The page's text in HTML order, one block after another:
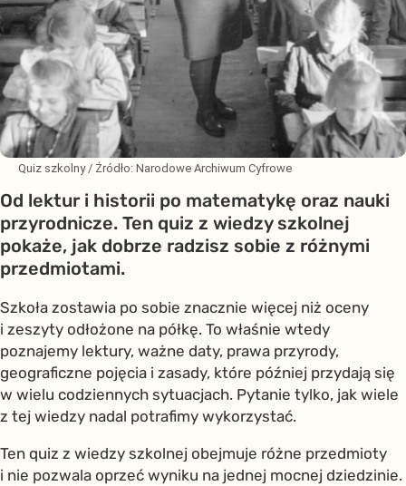
Quiz szkolny/ Źródło: Narodowe Archiwum Cyfrowe
Od lektur i historii po matematykę oraz nauki
przyrodnicze. Ten quiz z wiedzy szkolnej
pokaże, jak dobrze radzisz sobie z różnymi
przedmiotami.
Szkoła zostawia po sobie znacznie więcej niż oceny
i zeszyty odłożone na półkę. To właśnie wtedy
poznajemy lektury, ważne daty, prawa przyrody,
geograficzne pojęcia i zasady, które później przydają się
w wielu codziennych sytuacjach. Pytanie tylko, jak wiele
z tej wiedzy nadal potrafimy wykorzystać.
Ten quiz z wiedzy szkolnej obejmuje różne przedmioty
i nie pozwala oprzeć wyniku na jednej mocnej dziedzinie.